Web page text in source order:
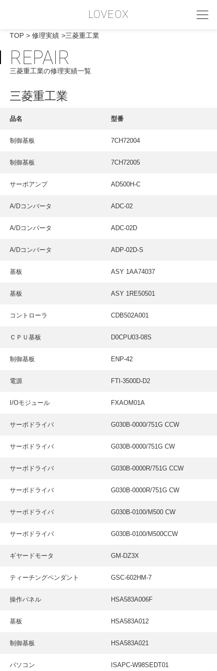
LOVEOX
PHILOSOPHY
フィロソフィー
COMPANY PROFILE
INTERVIEW
お客様インタビュー
RECRUIT
お問い合わせ
TOP 修理実績 三菱重工業
REPAIR
三菱重工業の修理実績一覧
三菱重工業
品名 型番
制御基板 7CH72004
制御基板 7CH72005
サーボアンプ AD500H-C
A/Dコンバータ ADC-02
A/Dコンバータ ADC-02D
A/Dコンバータ ADP-02D-S
基板 ASY 1AA74037
基板 ASY 1RE50501
コントローラ CDB502A001
ＣＰＵ基板 D0CPU03-08S
制御基板 ENP-42
電源 FTI-3500D-D2
I/Oモジュール FXAOM01A
サーボドライバ G030B-0000/751G CCW
サーボドライバ G030B-0000/751G CW
サーボドライバ G030B-0000R/751G CCW
サーボドライバ G030B-0000R/751G CW
サーボドライバ G030B-0100/M500 CW
サーボドライバ G030B-0100/M500CCW
ギヤードモータ GM-DZ3X
ティーチングペンダント GSC-602HM-7
操作パネル HSA583A006F
基板 HSA583A012
制御基板 HSA583A021
パソコン ISAPC-W98SEDT01